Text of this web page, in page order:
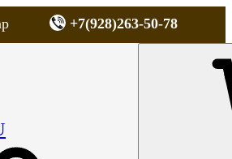
+7(928)263-50-78